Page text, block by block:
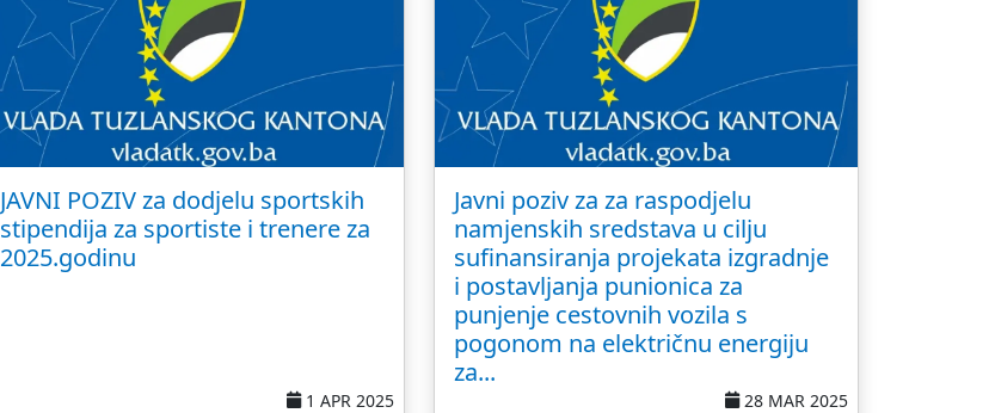
JAVNI POZIV za dodjelu sportskih
stipendija za sportiste i trenere za
2025.godinu
1 APR 2025
Javni poziv za za raspodjelu
namjenskih sredstava u cilju
sufinansiranja projekata izgradnje
i postavljanja punionica za
punjenje cestovnih vozila s
pogonom na električnu energiju
za...
28 MAR 2025